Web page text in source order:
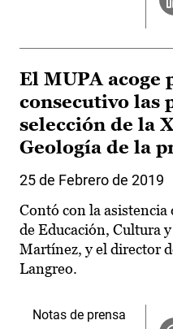
El MUPA acoge
consecutivo las
selección de la
Geología de la
25 de Febrero de 2019
Contó con la
de Educación, Cultura
Martínez, y el director
Langreo.
Notas de prensa